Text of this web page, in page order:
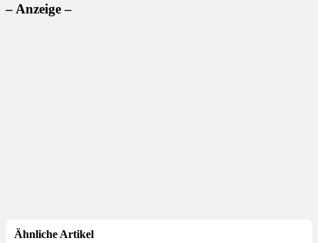
– Anzeige –
Ähnliche Artikel